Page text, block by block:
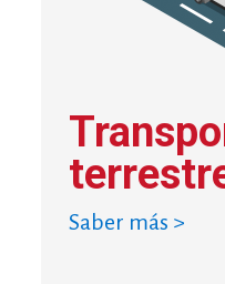
Saber más >